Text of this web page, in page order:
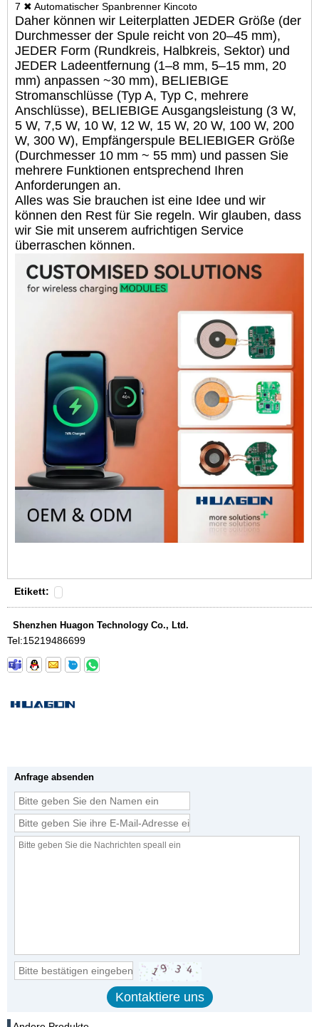
7 ✖ Automatischer Spanbrenner Kincoto
Daher können wir Leiterplatten JEDER Größe (der
Durchmesser der Spule reicht von 20–45 mm),
JEDER Form (Rundkreis, Halbkreis, Sektor) und
JEDER Ladeentfernung (1–8 mm, 5–15 mm, 20
mm) anpassen ~30 mm), BELIEBIGE
Stromanschlüsse (Typ A, Typ C, mehrere
Anschlüsse), BELIEBIGE Ausgangsleistung (3 W,
5 W, 7,5 W, 10 W, 12 W, 15 W, 20 W, 100 W, 200
W, 300 W), Empfängerspule BELIEBIGER Größe
(Durchmesser 10 mm ~ 55 mm) und passen Sie
mehrere Funktionen entsprechend Ihren
Anforderungen an.
Alles was Sie brauchen ist eine Idee und wir
können den Rest für Sie regeln. Wir glauben, dass
wir Sie mit unserem aufrichtigen Service
überraschen können.
Etikett:
Shenzhen Huagon Technology Co., Ltd.
Tel:15219486699
Anfrage absenden